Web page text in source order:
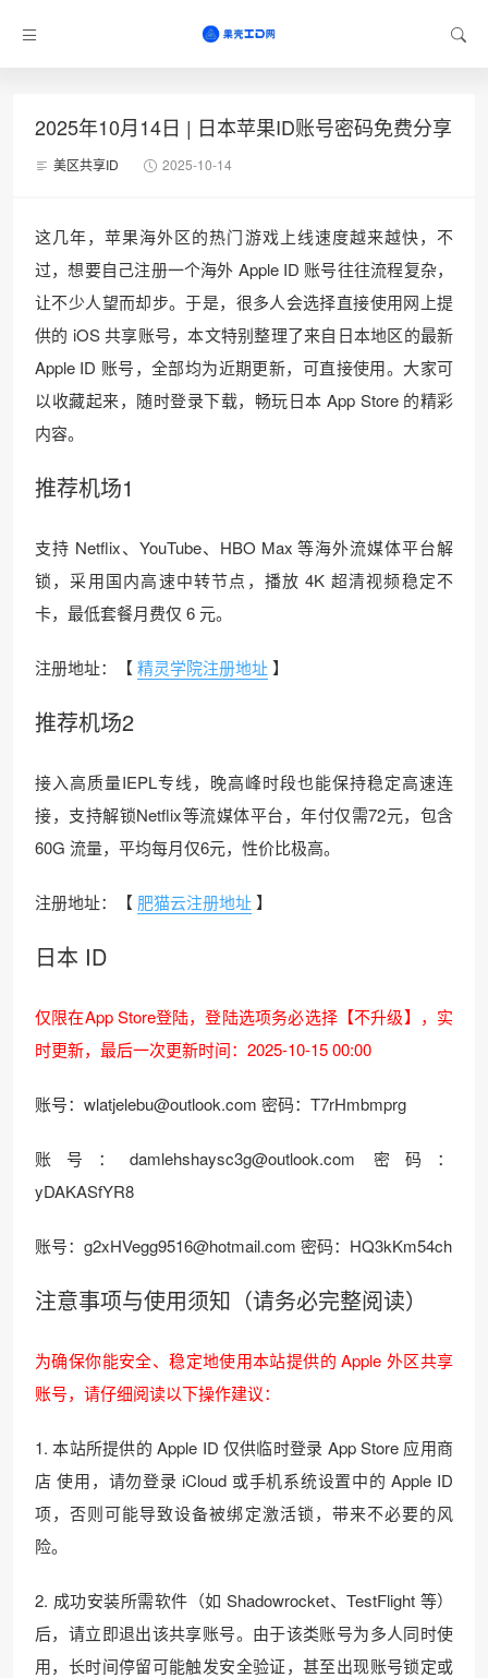
2025年10月14日 | 日本苹果ID账号密码免费分享
美区共享ID 2025-10-14
这几年，苹果海外区的热门游戏上线速度越来越快，不
过，想要自己注册一个海外 Apple ID 账号往往流程复杂，
让不少人望而却步。于是，很多人会选择直接使用网上提
供的 iOS 共享账号，本文特别整理了来自日本地区的最新
Apple ID 账号，全部均为近期更新，可直接使用。大家可
以收藏起来，随时登录下载，畅玩日本 App Store 的精彩
内容。
推荐机场1
支持 Netflix、YouTube、HBO Max 等海外流媒体平台解
锁，采用国内高速中转节点，播放 4K 超清视频稳定不
卡，最低套餐月费仅 6 元。
注册地址：【精灵学院注册地址】
推荐机场2
接入高质量IEPL专线，晚高峰时段也能保持稳定高速连
接，支持解锁Netflix等流媒体平台，年付仅需72元，包含
60G 流量，平均每月仅6元，性价比极高。
注册地址：【 肥猫云注册地址】
日本 ID
仅限在App Store登陆，登陆选项务必选择【不升级】，实
时更新，最后一次更新时间：2025-10-15 00:00
账号：wlatjelebu@outlook.com 密码：T7rHmbmprg
账号：damlehshaysc3g@outlook.com 密码：
yDAKASfYR8
账号：g2xHVegg9516@hotmail.com 密码：HQ3kKm54ch
注意事项与使用须知（请务必完整阅读）
为确保你能安全、稳定地使用本站提供的 Apple 外区共享
账号，请仔细阅读以下操作建议：
1. 本站所提供的 Apple ID 仅供临时登录 App Store 应用商
店 使用，请勿登录 iCloud 或手机系统设置中的 Apple ID
项，否则可能导致设备被绑定激活锁，带来不必要的风
险。
2. 成功安装所需软件（如 Shadowrocket、TestFlight 等）
后，请立即退出该共享账号。由于该类账号为多人同时使
用，长时间停留可能触发安全验证，甚至出现账号锁定或